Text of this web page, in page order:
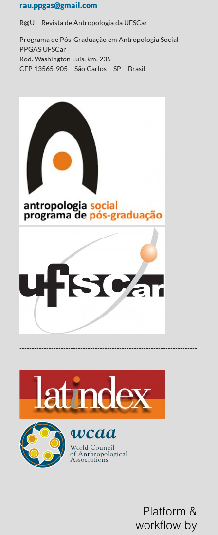
rau.ppgas@gmail.com
R@U – Revista de Antropologia da UFSCar
Programa de Pós-Graduação em Antropologia Social –
PPGAS UFSCar
Rod. Washington Luís, km. 235
CEP 13565-905 – São Carlos – SP – Brasil
-------------------------------------------------------------------------
-------------------------------------------